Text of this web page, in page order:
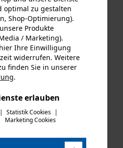
KOX Sägeketten Halbmeißel
404", 1.6 mm, 68 Tgl.
optimal zu gestalten
Shop-Optimierung).
Produkte
/ Marketing).
Ihre Einwilligung
widerrufen. Weitere
finden Sie in unserer
.
erlauben
| Statistik Cookies |
Marketing Cookies
aufgetreten. Bitte
erneut.